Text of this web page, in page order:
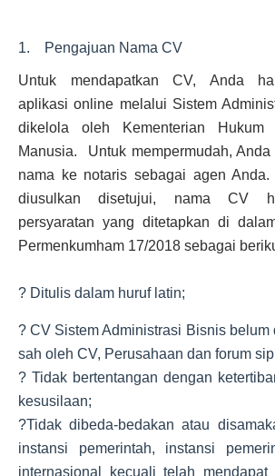
1. Pengajuan Nama CV
Untuk mendapatkan CV, Anda
aplikasi online melalui Sistem
dikelola oleh Kementerian
Manusia. Untuk mempermudah,
nama ke notaris sebagai agen
diusulkan disetujui, nama CV
persyaratan yang ditetapkan di
Permenkumham 17/2018 sebagai
? Ditulis dalam huruf latin;
? CV Sistem Administrasi Bisnis belum
sah oleh CV, Perusahaan dan forum
? Tidak bertentangan dengan
kesusilaan;
?Tidak dibeda-bedakan atau
instansi pemerintah, instansi
internasional kecuali telah